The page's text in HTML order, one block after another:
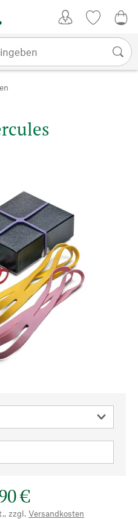
€
zzgl. Versandkosten